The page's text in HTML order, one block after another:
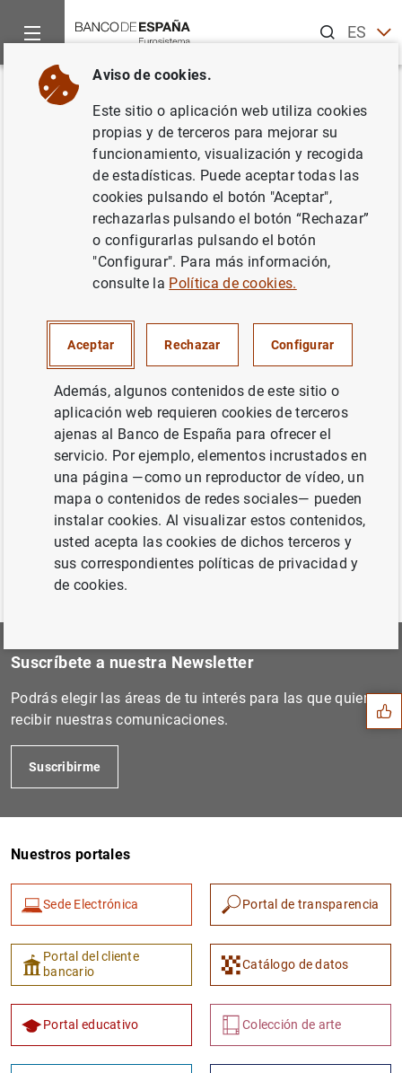
ESEN
Inicio Noticias y eventos
Volver
Comunicado del Banco Central
Europeo y el Latvijas Banka
Anterior
Estadísticas de emisiones d...
Siguiente
Estado financiero consolida...
Sugerencias
1 2
Suscríbete a nuestra Newsletter
Podrás elegir las áreas de tu interés para las que quieres
recibir nuestras comunicaciones.
Suscribirme
Nuestros portales
Sede Electrónica Portal de transparencia
Portal del cliente
bancario
Catálogo de datos
Portal educativo Colección de arte
Aviso de cookies.
Este sitio o aplicación web utiliza cookies
propias y de terceros para mejorar su
funcionamiento, visualización y recogida
de estadísticas. Puede aceptar todas las
cookies pulsando el botón "Aceptar",
rechazarlas pulsando el botón “Rechazar”
o configurarlas pulsando el botón
"Configurar". Para más información,
consulte la Política de cookies.
Aceptar Rechazar Configurar
Además, algunos contenidos de este sitio o
aplicación web requieren cookies de terceros
ajenas al Banco de España para ofrecer el
servicio. Por ejemplo, elementos incrustados en
una página —como un reproductor de vídeo, un
mapa o contenidos de redes sociales— pueden
instalar cookies. Al visualizar estos contenidos,
usted acepta las cookies de dichos terceros y
sus correspondientes políticas de privacidad y
de cookies.